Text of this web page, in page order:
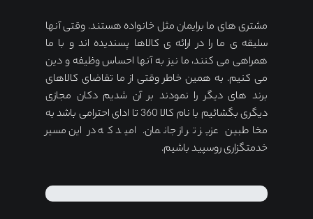
مشتری های ما برایمان مثل خانواده هستند. وقتی آنها
سلیقه ی ما را در ارائه ی کالاها پسندیده اند و با ما
همراهی می کنند، ما نیز به آنها احساس وظیفه و دین
می کنیم. به همین خاطر وقتی از ما تقاضای کالاهای
برند های دیگر را نمودند بر آن شدیم دکان مجازی
دیگری بگشائیم با نام کالا 360 تا ادای احترامی باشد به
مخاطبین عزیز تر از جانمان. امید که در این مسیر
خدمتگزاری روسپید باشیم.